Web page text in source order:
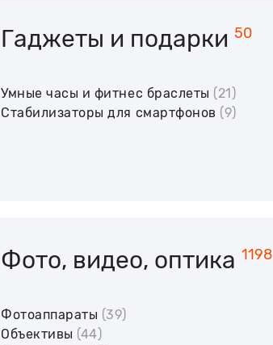
Гаджеты и подарки 50
Умные часы и фитнес браслеты (21)
Стабилизаторы для смартфонов (9)
Фото, видео, оптика 1198
Фотоаппараты (39)
Объективы (44)